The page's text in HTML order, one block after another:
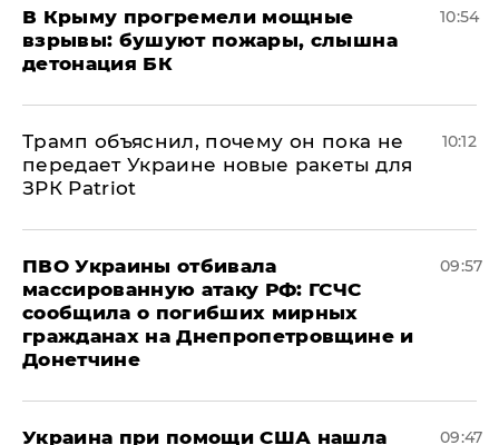
В Крыму прогремели мощные
взрывы: бушуют пожары, слышна
детонация БК
10:54
Трамп объяснил, почему он пока не
передает Украине новые ракеты для
ЗРК Patriot
10:12
ПВО Украины отбивала
массированную атаку РФ: ГСЧС
сообщила о погибших мирных
гражданах на Днепропетровщине и
Донетчине
09:57
Украина при помощи США нашла
09:47